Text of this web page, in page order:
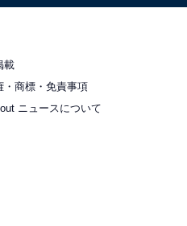
載
・商標・免責事項
ニュースについて